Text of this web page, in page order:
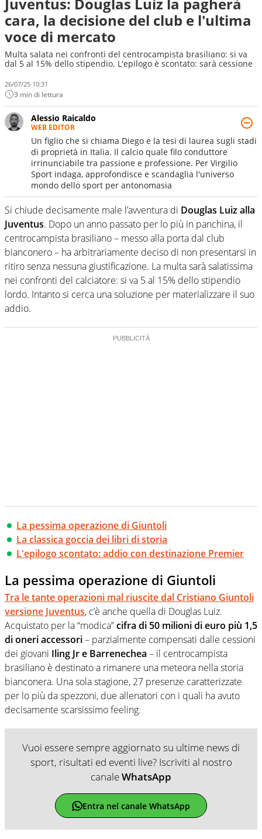
cara, la decisione del club e l'ultima
voce di mercato
Multa salata nei confronti del centrocampista brasiliano: si va
dal 5 al 15% dello stipendio. L'epilogo è scontato: sarà cessione
26/07/25 10:31
3 min di lettura
Alessio Raicaldo
WEB EDITOR
Un figlio che si chiama Diego e la tesi di laurea sugli stadi
di proprietà in Italia. Il calcio quale filo conduttore
irrinunciabile tra passione e professione. Per Virgilio
Sport indaga, approfondisce e scandaglia l'universo
mondo dello sport per antonomasia
Si chiude decisamente male l’avventura di Douglas Luiz alla
Juventus. Dopo un anno passato per lo più in panchina, il
centrocampista brasiliano – messo alla porta dal club
bianconero – ha arbitrariamente deciso di non presentarsi in
ritiro senza nessuna giustificazione. La multa sarà salatissima
nei confronti del calciatore: si va 5 al 15% dello stipendio
lordo. Intanto si cerca una soluzione per materializzare il suo
addio.
La pessima operazione di Giuntoli
La classica goccia dei libri di storia
L'epilogo scontato: addio con destinazione Premier
La pessima operazione di Giuntoli
Tra le tante operazioni mal riuscite dal Cristiano Giuntoli
versione Juventus, c’è anche quella di Douglas Luiz.
Acquistato per la “modica”cifra di 50 milioni di euro più 1,5
di oneri accessori– parzialmente compensati dalle cessioni
dei giovani Iling Jr e Barrenechea – il centrocampista
brasiliano è destinato a rimanere una meteora nella storia
bianconera. Una sola stagione, 27 presenze caratterizzate
per lo più da spezzoni, due allenatori con i quali ha avuto
decisamente scarsissimo feeling.
Vuoi essere sempre aggiornato su ultime news di
sport, risultati ed eventi live? Iscriviti al nostro
canaleWhatsApp
Entra nel canale WhatsApp